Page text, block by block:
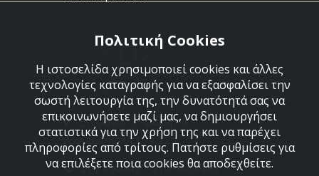
Στεφάνου Σαράφη 36,
Αργυρούπολη 164 52
210 9960427-210 9960489
Πολιτική Cookies
Η ιστοσελίδα χρησιμοποιεί cookies και άλλες
τεχνολογίες καταγραφής για να εξασφαλίσει την
σωστή λειτουργία της, την δυνατότητά σας να
επικοινωνήσετε μαζί μας, να δημιουργήσει
στατιστικά για την χρήση της και να παρέχει
πληροφορίες από τρίτους. Πατήστε ρυθμίσεις για
να επιλέξετε ποια cookies θα αποδεχθείτε.